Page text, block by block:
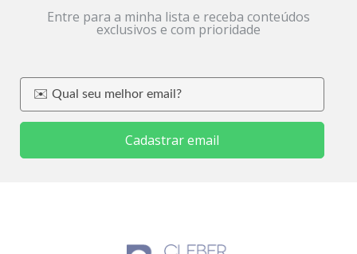
Entre para a minha lista e receba conteúdos
exclusivos e com prioridade
Cadastrar email